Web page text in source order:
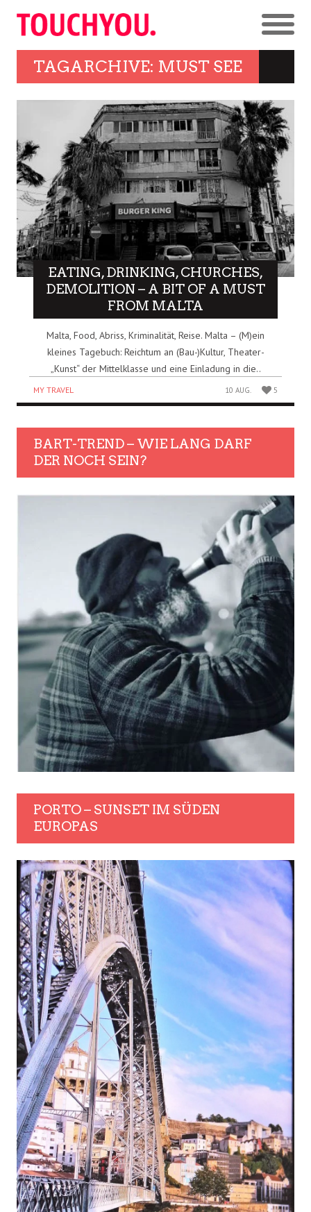
TAGARCHIVE: MUST SEE
EATING, DRINKING, CHURCHES,
DEMOLITION – A BIT OF A MUST
FROM MALTA
Malta, Food, Abriss, Kriminalität, Reise. Malta – (M)ein
kleines Tagebuch: Reichtum an (Bau-)Kultur, Theater-
„Kunst“ der Mittelklasse und eine Einladung in die..
MY TRAVEL 10 AUG. 5
BART-TREND – WIE LANG DARF
DER NOCH SEIN?
PORTO – SUNSET IM SÜDEN
EUROPAS